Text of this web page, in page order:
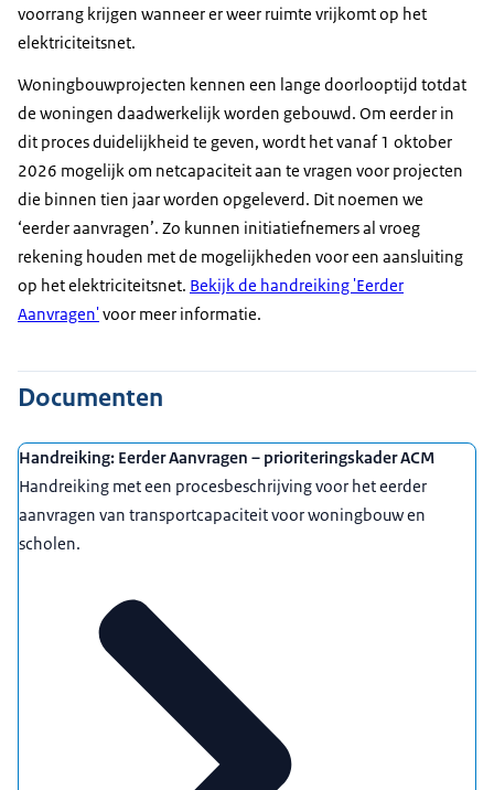
voorrang krijgen wanneer er weer ruimte vrijkomt op het
elektriciteitsnet.
Woningbouwprojecten kennen een lange doorlooptijd totdat
de woningen daadwerkelijk worden gebouwd. Om eerder in
dit proces duidelijkheid te geven, wordt het vanaf 1 oktober
2026 mogelijk om netcapaciteit aan te vragen voor projecten
die binnen tien jaar worden opgeleverd. Dit noemen we
‘eerder aanvragen’. Zo kunnen initiatiefnemers al vroeg
rekening houden met de mogelijkheden voor een aansluiting
op het elektriciteitsnet. Bekijk de handreiking 'Eerder
Aanvragen'voor meer informatie.
Documenten
Handreiking: Eerder Aanvragen – prioriteringskader ACM
Handreiking met een procesbeschrijving voor het eerder
aanvragen van transportcapaciteit voor woningbouw en
scholen.